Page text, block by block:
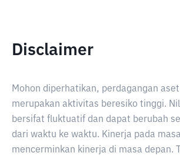
Disclaimer
Mohon diperhatikan, perdagangan
merupakan aktivitas beresiko tinggi.
bersifat fluktuatif dan dapat berubah
dari waktu ke waktu. Kinerja pada
mencerminkan kinerja di masa depan.